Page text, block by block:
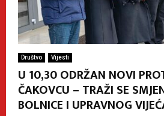
Društvo Vijesti
U 10,30 ODRŽAN NOVI
ČAKOVCU – TRAŽI SE
BOLNICE I UPRAVNOG